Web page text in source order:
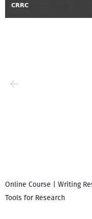
Online Course | Writing
Tools for Research